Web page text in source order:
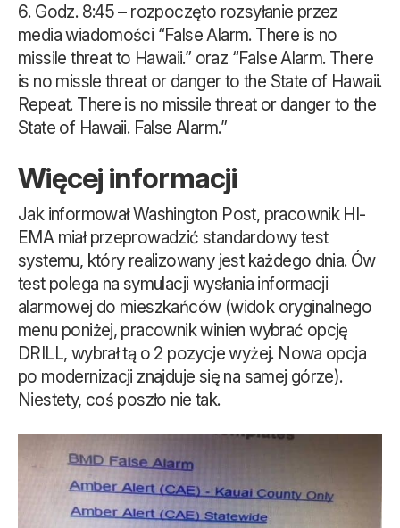
Godz. 8:45 – rozpoczęto rozsyłanie przez
media wiadomości “False Alarm. There is no
missile threat to Hawaii.” oraz “False Alarm. There
is no missle threat or danger to the State of Hawaii.
Repeat. There is no missile threat or danger to the
State of Hawaii. False Alarm.”
Więcej informacji
Jak informował Washington Post, pracownik HI-
EMA miał przeprowadzić standardowy test
systemu, który realizowany jest każdego dnia. Ów
test polega na symulacji wysłania informacji
alarmowej do mieszkańców (widok oryginalnego
menu poniżej, pracownik winien wybrać opcję
DRILL, wybrał tą o 2 pozycje wyżej. Nowa opcja
po modernizacji znajduje się na samej górze).
Niestety, coś poszło nie tak.